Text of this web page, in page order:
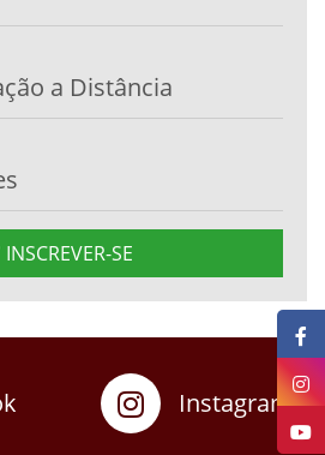
a Distância
INSCREVER-SE
Instagram